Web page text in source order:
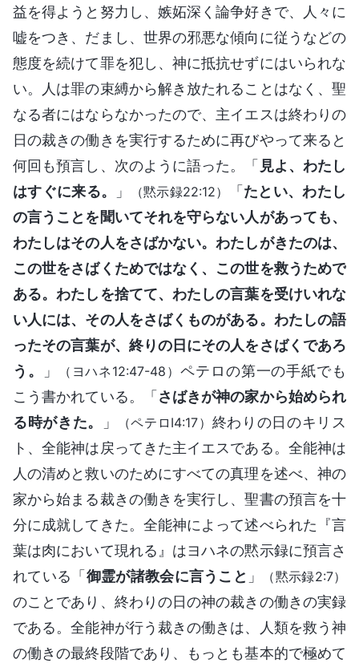
益を得ようと努力し、嫉妬深く論争好きで、人々に
嘘をつき、だまし、世界の邪悪な傾向に従うなどの
態度を続けて罪を犯し、神に抵抗せずにはいられな
い。人は罪の束縛から解き放たれることはなく、聖
なる者にはならなかったので、主イエスは終わりの
日の裁きの働きを実行するために再びやって来ると
何回も預言し、次のように語った。「 見よ、わたし
はすぐに来る。
」 （黙示録22:12） 「たとい、わたし
の言うことを聞いてそれを守らない人があっても、
わたしはその人をさばかない。わたしがきたのは、
この世をさばくためではなく、この世を救うためで
ある。わたしを捨てて、わたしの言葉を受けいれな
い人には、その人をさばくものがある。わたしの語
ったその言葉が、終りの日にその人をさばくであろ
う。
」 （ヨハネ12:47-48）ペテロの第一の手紙でも
こう書かれている。「さばきが神の家から始められ
る時がきた。
」 （ペテロI4:17） 終わりの日のキリス
ト、全能神は戻ってきた主イエスである。全能神は
人の清めと救いのためにすべての真理を述べ、神の
家から始まる裁きの働きを実行し、聖書の預言を十
分に成就してきた。全能神によって述べられた『言
葉は肉において現れる』はヨハネの黙示録に預言さ
れている「御霊が諸教会に言うこと 」 （黙示録2:7）
のことであり、終わりの日の神の裁きの働きの実録
である。全能神が行う裁きの働きは、人類を救う神
の働きの最終段階であり、もっとも基本的で極めて